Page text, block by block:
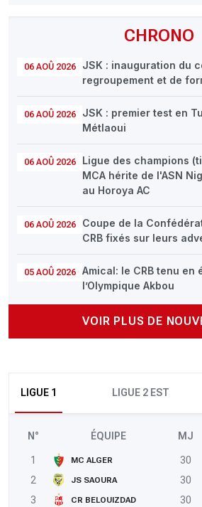
CHRONO
06 AOÛ 2026
JSK : inauguration du
regroupement et de
06 AOÛ 2026
JSK : premier test en
Métlaoui
06 AOÛ 2026
Ligue des champions
MCA hérite de l'ASN
au Horoya AC
06 AOÛ 2026
Coupe de la
CRB fixés sur leurs
05 AOÛ 2026
Amical: le CRB tenu en
l’Olympique Akbou
VOIR PLUS DE
LIGUE 1 LIGUE 2 EST
N° ÉQUIPE MJ
1 MC ALGER 30
2
JS SAOURA 30
3
CR BELOUIZDAD 30